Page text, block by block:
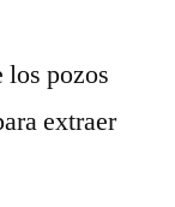
los pozos
extraer